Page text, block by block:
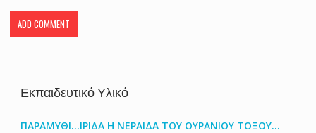
Εκπαιδευτικό Υλικό
ΠΑΡΑΜΥΘΙ...ΙΡΙΔΑ Η ΝΕΡΑΙΔΑ ΤΟΥ ΟΥΡΑΝΙΟΥ ΤΟΞΟΥ...